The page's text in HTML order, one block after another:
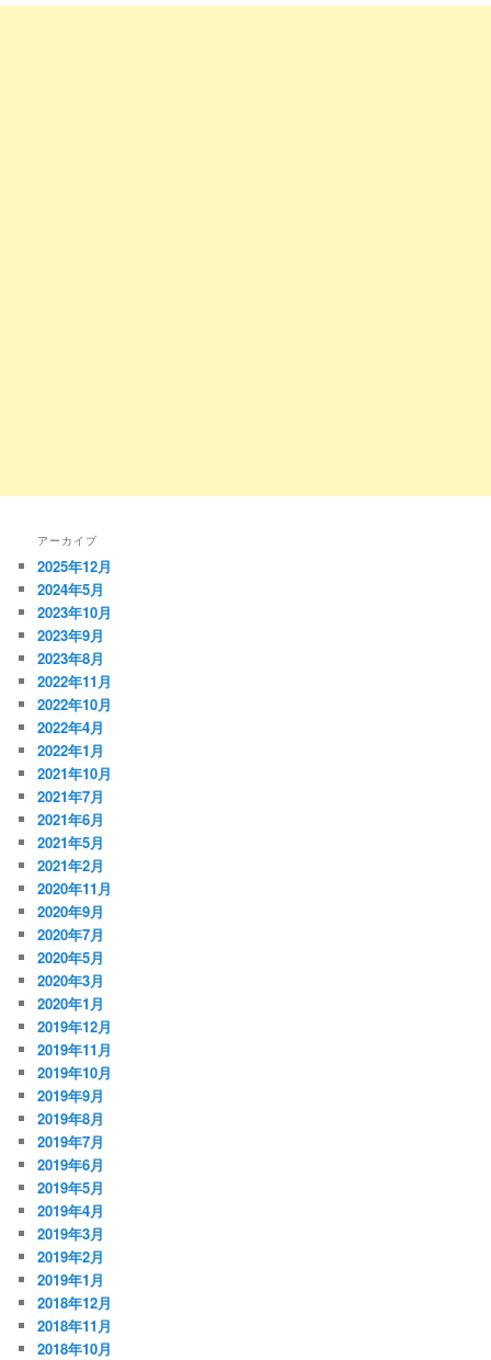
アーカイブ
2025年12月
2024年5月
2023年10月
2023年9月
2023年8月
2022年11月
2022年10月
2022年4月
2022年1月
2021年10月
2021年7月
2021年6月
2021年5月
2021年2月
2020年11月
2020年9月
2020年7月
2020年5月
2020年3月
2020年1月
2019年12月
2019年11月
2019年10月
2019年9月
2019年8月
2019年7月
2019年6月
2019年5月
2019年4月
2019年3月
2019年2月
2019年1月
2018年12月
2018年11月
2018年10月